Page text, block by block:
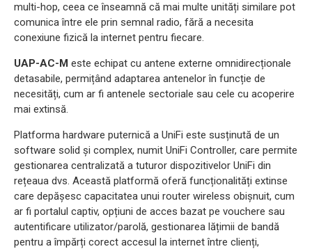
multi-hop, ceea ce înseamnă că mai multe unități similare pot
comunica între ele prin semnal radio, fără a necesita
conexiune fizică la internet pentru fiecare.
UAP-AC-M este echipat cu antene externe omnidirecționale
detasabile, permițând adaptarea antenelor în funcție de
necesități, cum ar fi antenele sectoriale sau cele cu acoperire
mai extinsă.
Platforma hardware puternică a UniFi este susținută de un
software solid și complex, numit UniFi Controller, care permite
gestionarea centralizată a tuturor dispozitivelor UniFi din
rețeaua dvs. Această platformă oferă funcționalități extinse
care depășesc capacitatea unui router wireless obișnuit, cum
ar fi portalul captiv, opțiuni de acces bazat pe vouchere sau
autentificare utilizator/parolă, gestionarea lățimii de bandă
pentru a împărți corect accesul la internet între clienți,